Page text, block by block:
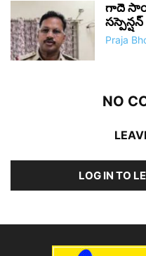
గాదె
సస్పెన్షన్
Praja
NO
LOG IN TO